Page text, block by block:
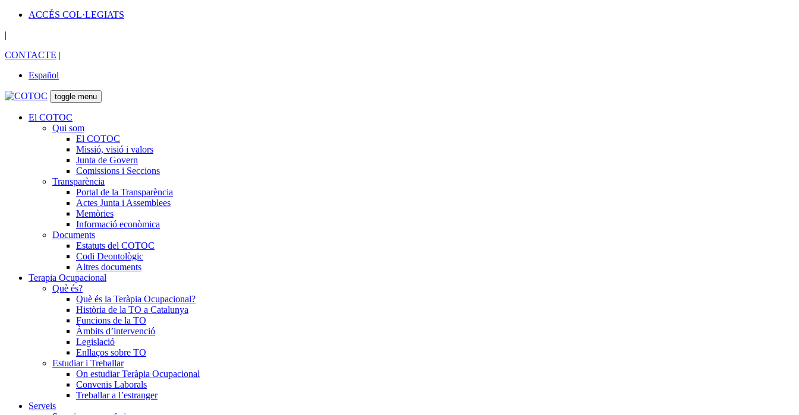
ACCÉS COL·LEGIATS
|
CONTACTE |
Español
toggle menu
El COTOC
Qui som
El COTOC
Missió, visió i valors
Junta de Govern
Comissions i Seccions
Transparència
Portal de la Transparència
Actes Junta i Assemblees
Memòries
Informació econòmica
Documents
Estatuts del COTOC
Codi Deontològic
Altres documents
Terapia Ocupacional
Què és?
Què és la Teràpia Ocupacional?
Història de la TO a Catalunya
Funcions de la TO
Àmbits d’intervenció
Legislació
Enllaços sobre TO
Estudiar i Treballar
On estudiar Teràpia Ocupacional
Convenis Laborals
Treballar a l’estranger
Serveis